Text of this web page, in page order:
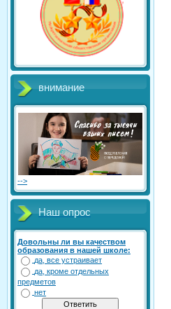
внимание
-->
Наш опрос
Довольны ли вы качеством
образования в нашей школе:
да, все устраивает
да, кроме отдельных
предметов
нет